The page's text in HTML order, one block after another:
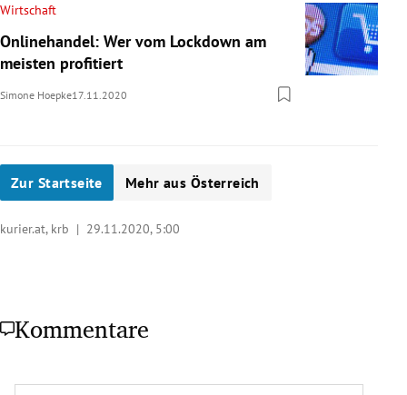
Wirtschaft
Onlinehandel: Wer vom Lockdown am
meisten profitiert
Simone Hoepke17.11.2020
Zur Startseite Mehr aus Österreich
kurier.at, krb | 29.11.2020, 5:00
Kommentare